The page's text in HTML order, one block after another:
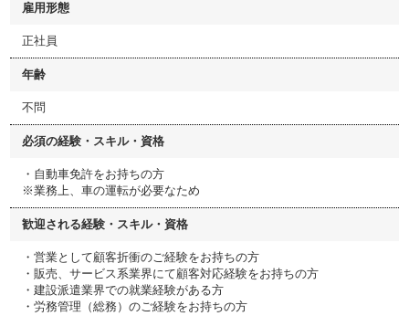
雇用形態
正社員
年齢
不問
必須の経験・スキル・資格
・自動車免許をお持ちの方
※業務上、車の運転が必要なため
歓迎される経験・スキル・資格
・営業として顧客折衝のご経験をお持ちの方
・販売、サービス系業界にて顧客対応経験をお持ちの方
・建設派遣業界での就業経験がある方
・労務管理（総務）のご経験をお持ちの方